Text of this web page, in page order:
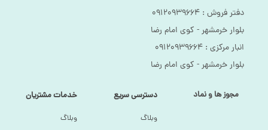
دفتر فروش :‌ ۰۹۱۲۰۹۳۹۶۶۴
بلوار خرمشهر - کوی امام رضا
انبار مرکزی :‌ ۰۹۱۲۰۹۳۹۶۶۴
بلوار خرمشهر - کوی امام رضا
مجوز ها و نماد دسترسی سریع
وبلاگ
خدمات مشتریان
وبلاگ